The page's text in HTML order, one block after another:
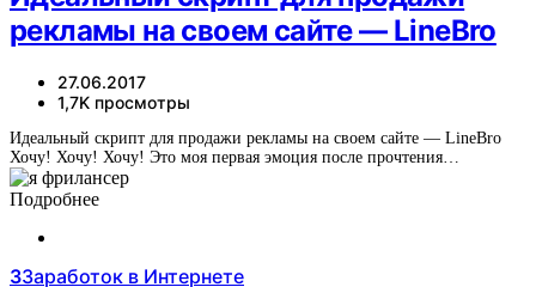
рекламы на своем сайте — LineBro
27.06.2017
1,7K просмотры
Идеальный скрипт для продажи рекламы на своем сайте — LineBro
Хочу! Хочу! Хочу! Это моя первая эмоция после прочтения…
Подробнее
ЗЗаработок в Интернете